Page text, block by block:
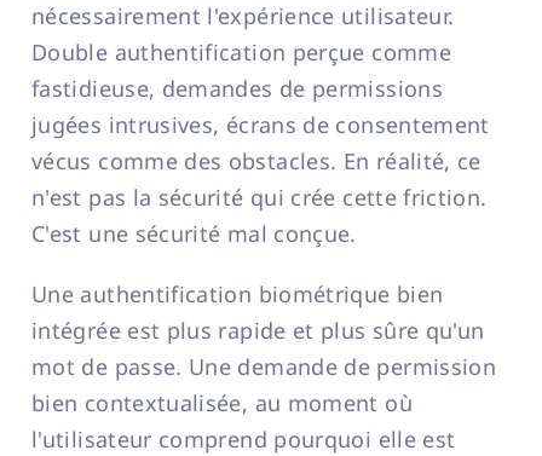
nécessairement l'expérience utilisateur.
Double authentification perçue comme
fastidieuse, demandes de permissions
jugées intrusives, écrans de consentement
vécus comme des obstacles. En réalité, ce
n'est pas la sécurité qui crée cette friction.
C'est une sécurité mal conçue.
Une authentification biométrique bien
intégrée est plus rapide et plus sûre qu'un
mot de passe. Une demande de permission
bien contextualisée, au moment où
l'utilisateur comprend pourquoi elle est